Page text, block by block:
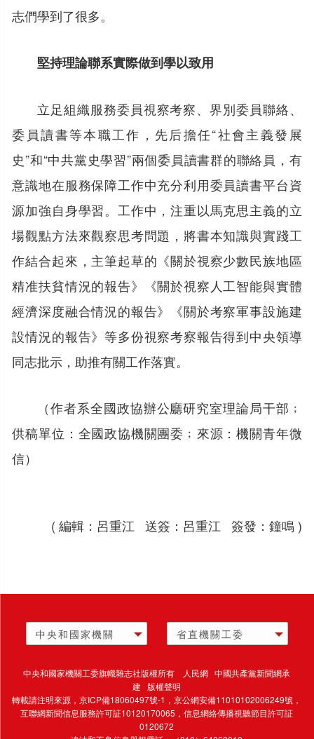
志們學到了很多。
堅持理論聯系實際做到學以致用
立足組織服務委員視察考察、界別委員聯絡、
委員讀書等本職工作，先后擔任“社會主義發展
史”和“中共黨史學習”兩個委員讀書群的聯絡員，有
意識地在服務保障工作中充分利用委員讀書平台資
源加強自身學習。工作中，注重以馬克思主義的立
場觀點方法來觀察思考問題，將書本知識與實踐工
作結合起來，主筆起草的《關於視察少數民族地區
精准扶貧情況的報告》《關於視察人工智能與實體
經濟深度融合情況的報告》《關於考察軍事設施建
設情況的報告》等多份視察考察報告得到中央領導
同志批示，助推有關工作落實。
（作者系全國政協辦公廳研究室理論局干部﹔
供稿單位：全國政協機關團委﹔來源：機關青年微
信）
( 編輯：呂重江 送簽：呂重江 簽發：鐘鳴 )
中央和國家機關 省直機關工委
中央和國家機關工委旗幟雜志社版權所有 人民網 中國共產黨新聞網承
建 版權聲明
轉載請注明來源，京ICP備18060497號-1 ，京公網安備11010102006249號，
互聯網新聞信息服務許可証10120170065，信息網絡傳播視聽節目許可証
0120672